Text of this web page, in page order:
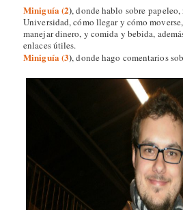
Miniguía (2), donde hablo sobre papeleo,
Universidad, cómo llegar y cómo
manejar dinero, y comida y bebida,
enlaces útiles.
Miniguía (3), donde hago comentarios